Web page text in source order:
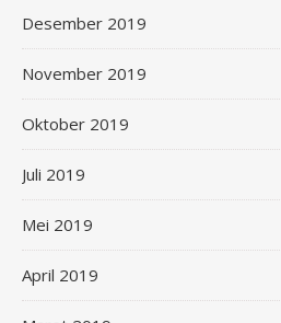
Desember 2019
November 2019
Oktober 2019
Juli 2019
Mei 2019
April 2019